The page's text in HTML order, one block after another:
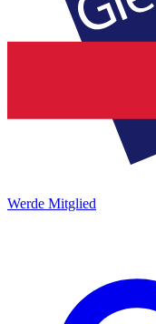
Werde Mitglied